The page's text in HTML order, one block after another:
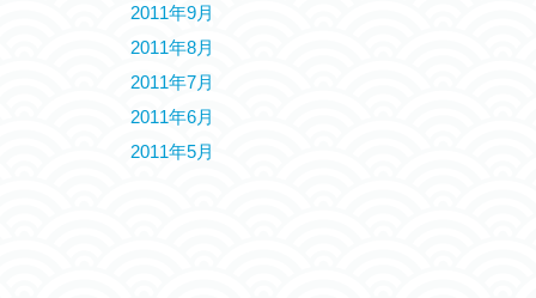
2011年9月
2011年8月
2011年7月
2011年6月
2011年5月